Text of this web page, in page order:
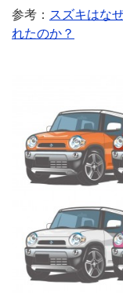
参考： スズキはな
れたのか？